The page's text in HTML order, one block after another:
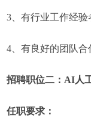
3、有行业工作经验
4、有良好的团队合
招聘职位二：AI人
任职要求：